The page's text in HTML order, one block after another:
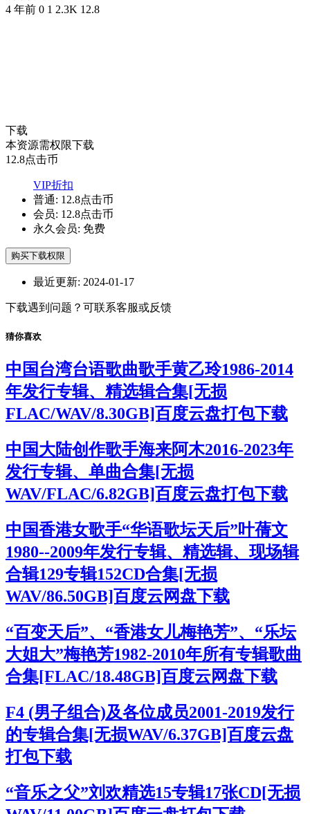
4 年前 0 1 2.3K 12.8
下载
本资源需权限下载
12.8点击币
VIP折扣
普通: 12.8点击币
会员: 12.8点击币
永久会员: 免费
购买下载权限
最近更新: 2024-01-17
下载遇到问题？可联系客服或反馈
猜你喜欢
中国台湾台语歌曲歌手黄乙玲1986-2014
年发行专辑、精选辑合集[无损
FLAC/WAV/8.30GB]百度云盘打包下载
中国大陆创作歌手海来阿木2016-2023年
发行专辑、单曲合集[无损
WAV/FLAC/6.82GB]百度云盘打包下载
中国香港女歌手“华语歌坛天后”叶蒨文
1980--2009年发行专辑、精选辑、现场辑
合辑129专辑152CD合集[无损
WAV/86.50GB]百度云网盘下载
“百变天后”、“香港女儿梅艳芳”、“乐坛
大姐大”梅艳芳1982-2010年所有专辑歌曲
合集[FLAC/18.48GB]百度云网盘下载
F4 (男子组合)及各位成员2001-2019发行
的专辑合集[无损WAV/6.37GB]百度云盘
打包下载
“音乐之父”刘欢精选15专辑17张CD[无损